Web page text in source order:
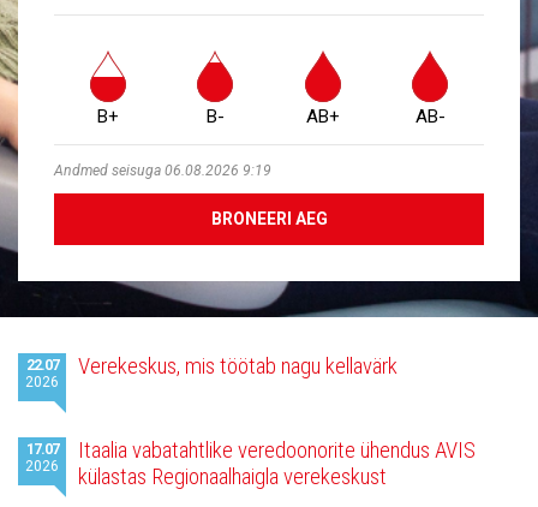
B+ B- AB+ AB-
Andmed seisuga 06.08.2026 9:19
BRONEERI AEG
Viimased
uudised
22.07
2026
Verekeskus, mis töötab nagu kellavärk
17.07
2026
Itaalia vabatahtlike veredoonorite ühendus AVIS
külastas Regionaalhaigla verekeskust